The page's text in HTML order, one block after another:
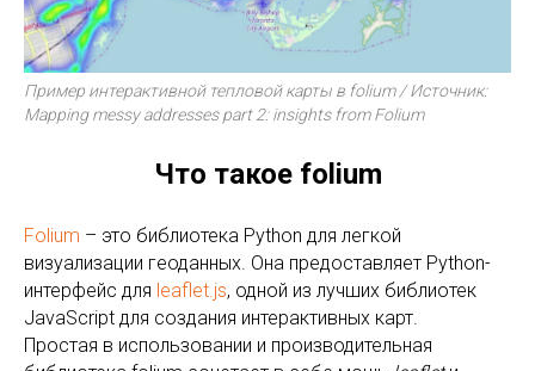
Пример интерактивной тепловой карты в folium / Источник:
Mapping messy addresses part 2: insights from Folium
Что такое folium
Folium – это библиотека Python для легкой
визуализации геоданных. Она предоставляет Python-
интерфейс для leaflet.js, одной из лучших библиотек
JavaScript для создания интерактивных карт.
Простая в использовании и производительная